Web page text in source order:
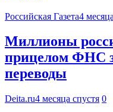
Российская Газета4
Миллионы
прицелом ФНС
переводы
Deita.ru4 месяца спустя 0